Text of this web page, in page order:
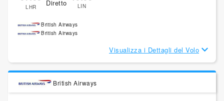
LHR Diretto LIN
British Airways
British Airways
Visualizza i Dettagli del Volo
British Airways